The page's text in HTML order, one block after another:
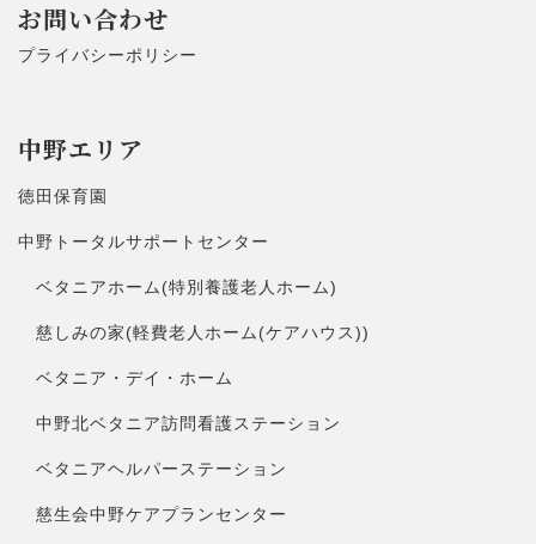
お問い合わせ
プライバシーポリシー
中野エリア
徳田保育園
中野トータルサポートセンター
ベタニアホーム(特別養護老人ホーム)
慈しみの家(軽費老人ホーム(ケアハウス))
ベタニア・デイ・ホーム
中野北ベタニア訪問看護ステーション
ベタニアヘルパーステーション
慈生会中野ケアプランセンター